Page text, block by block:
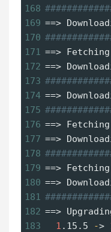
168
169 ==>
170
171 ==>
172 ==>
173
174 ==>
175
176 ==>
177 ==>
178
179 ==>
180 ==>
181
182 ==>
183
1 .15.5 ->